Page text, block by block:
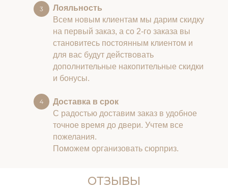
Лояльность
Всем новым клиентам мы дарим скидку
на первый заказ, а со 2-го заказа вы
становитесь постоянным клиентом и
для вас будут действовать
дополнительные накопительные скидки
и бонусы.
Доставка в срок
С радостью доставим заказ в удобное
точное время до двери. Учтем все
пожелания.
Поможем организовать сюрприз.
ОТЗЫВЫ